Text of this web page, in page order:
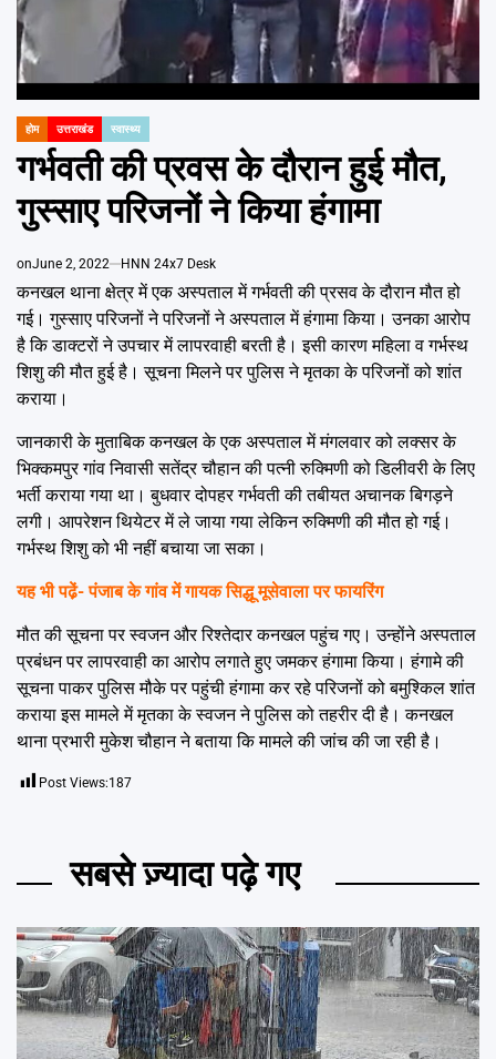
POSTED
होम उत्तराखंड स्वास्थ्य
गर्भवती की प्रवस के दौरान हुई मौत,
गुस्साए परिजनों ने किया हंगामा
onJune 2, 2022 HNN 24x7 Desk
कनखल थाना क्षेत्र में एक अस्पताल में गर्भवती की प्रसव के दौरान मौत हो
गई। गुस्साए परिजनों ने परिजनों ने अस्पताल में हंगामा किया। उनका आरोप
है कि डाक्टरों ने उपचार में लापरवाही बरती है। इसी कारण महिला व गर्भस्थ
शिशु की मौत हुई है। सूचना मिलने पर पुलिस ने मृतका के परिजनों को शांत
कराया।
जानकारी के मुताबिक कनखल के एक अस्पताल में मंगलवार को लक्सर के
भिक्कमपुर गांव निवासी सतेंद्र चौहान की पत्नी रुक्मिणी को डिलीवरी के लिए
भर्ती कराया गया था। बुधवार दोपहर गर्भवती की तबीयत अचानक बिगड़ने
लगी। आपरेशन थियेटर में ले जाया गया लेकिन रुक्मिणी की मौत हो गई।
गर्भस्थ शिशु को भी नहीं बचाया जा सका।
यह भी पढे़ं-पंजाब के गांव में गायक सिद्धू मूसेवाला पर फायरिंग
मौत की सूचना पर स्वजन और रिश्तेदार कनखल पहुंच गए। उन्होंने अस्पताल
प्रबंधन पर लापरवाही का आरोप लगाते हुए जमकर हंगामा किया। हंगामे की
सूचना पाकर पुलिस मौके पर पहुंची हंगामा कर रहे परिजनों को बमुश्किल शांत
कराया इस मामले में मृतका के स्वजन ने पुलिस को तहरीर दी है। कनखल
थाना प्रभारी मुकेश चौहान ने बताया कि मामले की जांच की जा रही है।
Post Views:187
सबसे ज़्यादा पढ़े गए